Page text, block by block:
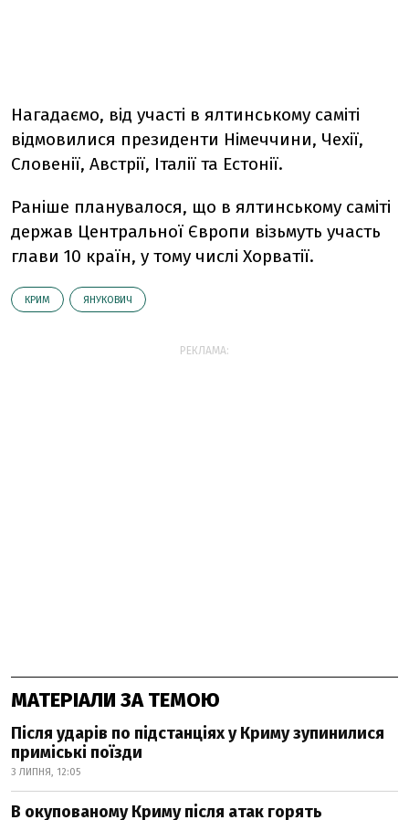
Нагадаємо, від участі в ялтинському саміті
відмовилися президенти Німеччини, Чехії,
Словенії, Австрії, Італії та Естонії.
Раніше планувалося, що в ялтинському саміті
держав Центральної Європи візьмуть участь
глави 10 країн, у тому числі Хорватії.
КРИМ ЯНУКОВИЧ
РЕКЛАМА:
МАТЕРІАЛИ ЗА ТЕМОЮ
Після ударів по підстанціях у Криму зупинилися
приміські поїзди
3 ЛИПНЯ, 12:05
В окупованому Криму після атак горять